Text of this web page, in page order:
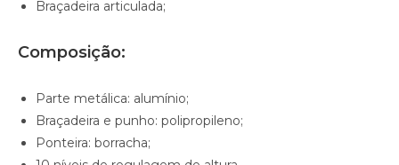
Braçadeira articulada;
Composição:
Parte metálica: alumínio;
Braçadeira e punho: polipropileno;
Ponteira: borracha;